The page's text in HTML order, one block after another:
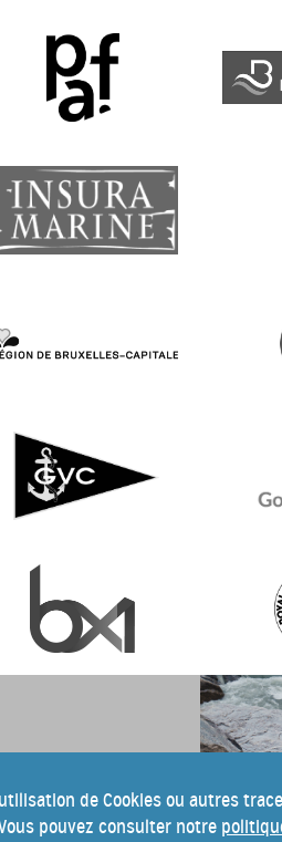
de Cookies ou autres
pouvez consulter notre